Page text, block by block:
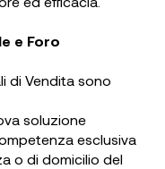
e Foro
di Vendita sono
soluzione
esclusiva
o di domicilio del